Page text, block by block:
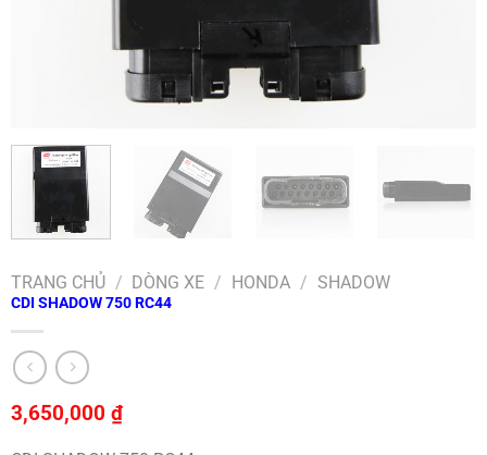
TRANG CHỦ / DÒNG XE / HONDA / SHADOW
CDI SHADOW 750 RC44
3,650,000 ₫